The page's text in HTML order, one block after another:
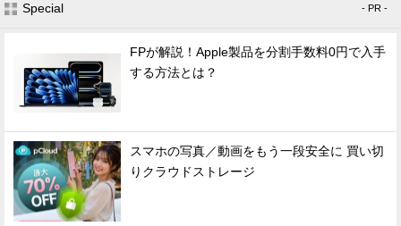
Special - PR -
FPが解説！Apple製品を分割手数料0円で入手
する方法とは？
スマホの写真／動画をもう一段安全に 買い切
りクラウドストレージ